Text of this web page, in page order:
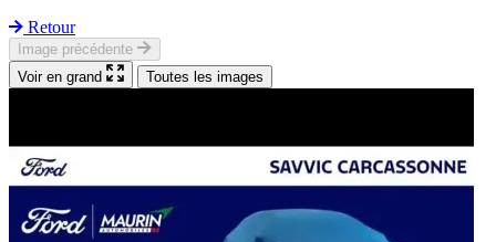
Retour
Image précédente
Voir en grand
Toutes les images